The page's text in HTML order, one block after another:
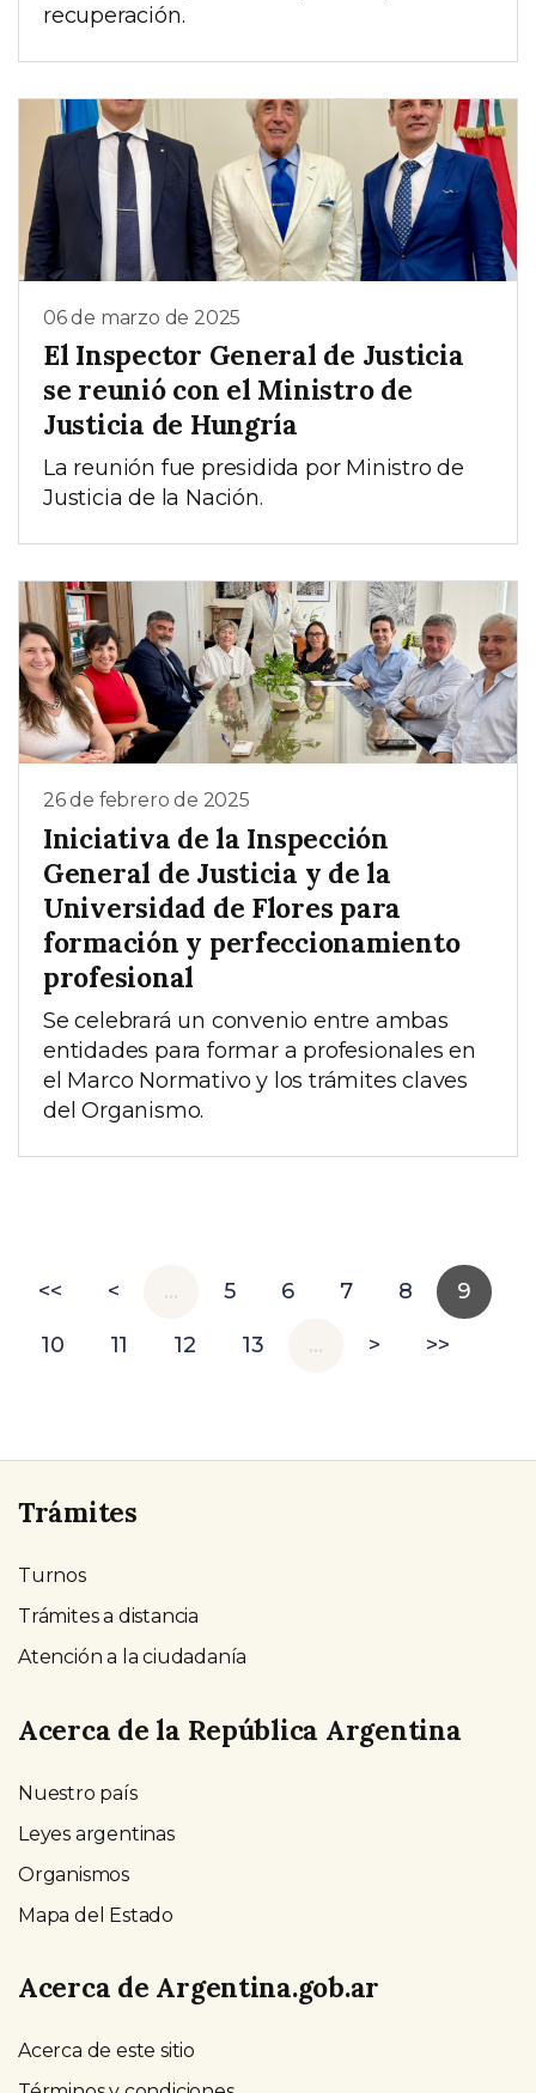
recuperación.
06 de marzo de 2025
El Inspector General de Justicia
se reunió con el Ministro de
Justicia de Hungría
La reunión fue presidida por Ministro de
Justicia de la Nación.
26 de febrero de 2025
Iniciativa de la Inspección
General de Justicia y de la
Universidad de Flores para
formación y perfeccionamiento
profesional
Se celebrará un convenio entre ambas
entidades para formar a profesionales en
el Marco Normativo y los trámites claves
del Organismo.
<< < … 5 6 7 8 9
10 11 12 13 … > >>
Trámites
Turnos
Trámites a distancia
Atención a la ciudadanía
Acerca de la República Argentina
Nuestro país
Leyes argentinas
Organismos
Mapa del Estado
Acerca de Argentina.gob.ar
Acerca de este sitio